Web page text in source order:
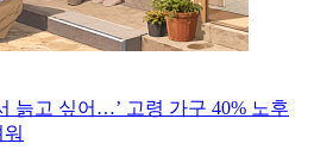
늙고 싶어…’ 고령 가구 40% 노후